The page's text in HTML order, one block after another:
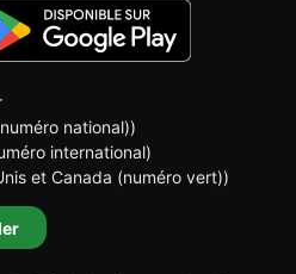
national))
international)
et Canada (numéro vert))